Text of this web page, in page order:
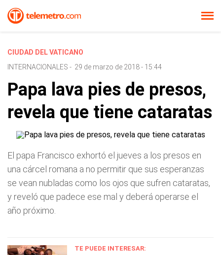
CIUDAD DEL VATICANO
INTERNACIONALES - 29 de marzo de 2018 - 15:44
Papa lava pies de presos,
revela que tiene cataratas
El papa Francisco exhortó el jueves a los presos en
una cárcel romana a no permitir que sus esperanzas
se vean nubladas como los ojos que sufren cataratas,
y reveló que padece ese mal y deberá operarse el
año próximo.
TE PUEDE INTERESAR: